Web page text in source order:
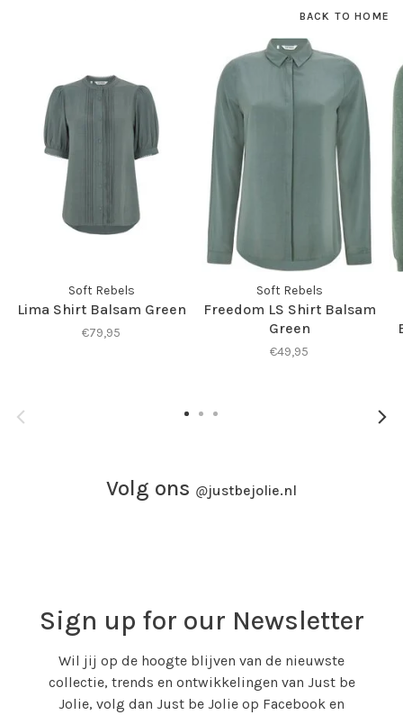
BACK TO HOME
Soft Rebels
Lima Shirt Balsam Green
€79,95
Soft Rebels
Freedom LS Shirt Balsam
Green
€49,95
Volg ons @justbejolie.nl
Sign up for our Newsletter
Wil jij op de hoogte blijven van de nieuwste
collectie, trends en ontwikkelingen van Just be
Jolie, volg dan Just be Jolie op Facebook en